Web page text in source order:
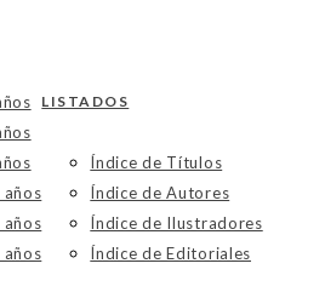
LISTADOS
Índice de Títulos
Índice de Autores
Índice de Ilustradores
Índice de Editoriales